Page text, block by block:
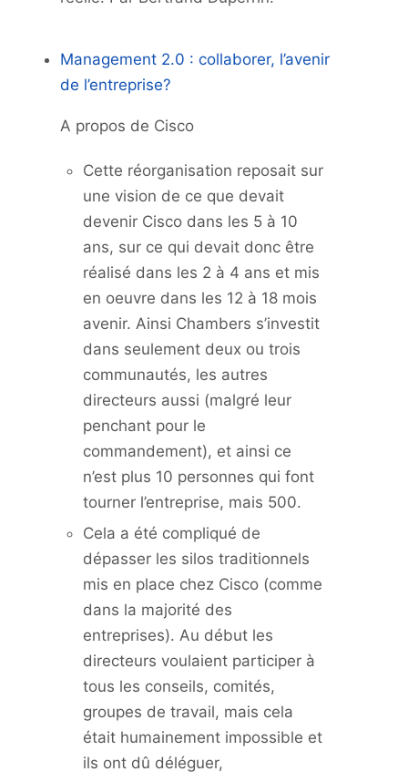
Management 2.0 : collaborer, l’avenir
de l’entreprise?
A propos de Cisco
Cette réorganisation reposait sur
une vision de ce que devait
devenir Cisco dans les 5 à 10
ans, sur ce qui devait donc être
réalisé dans les 2 à 4 ans et mis
en oeuvre dans les 12 à 18 mois
avenir. Ainsi Chambers s’investit
dans seulement deux ou trois
communautés, les autres
directeurs aussi (malgré leur
penchant pour le
commandement), et ainsi ce
n’est plus 10 personnes qui font
tourner l’entreprise, mais 500.
Cela a été compliqué de
dépasser les silos traditionnels
mis en place chez Cisco (comme
dans la majorité des
entreprises). Au début les
directeurs voulaient participer à
tous les conseils, comités,
groupes de travail, mais cela
était humainement impossible et
ils ont dû déléguer,